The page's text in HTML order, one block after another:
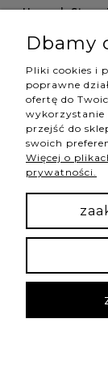
Hannah Store
Dbamy
Pliki cookies i
poprawne
ofertę do
wykorzystanie
przejść do
swoich
Więcej o
prywatności.